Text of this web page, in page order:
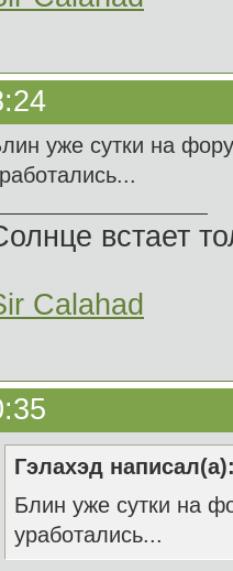
уже сутки на
встает
Calahad
Гэлахэд
Блин уже сутки на
уработались...